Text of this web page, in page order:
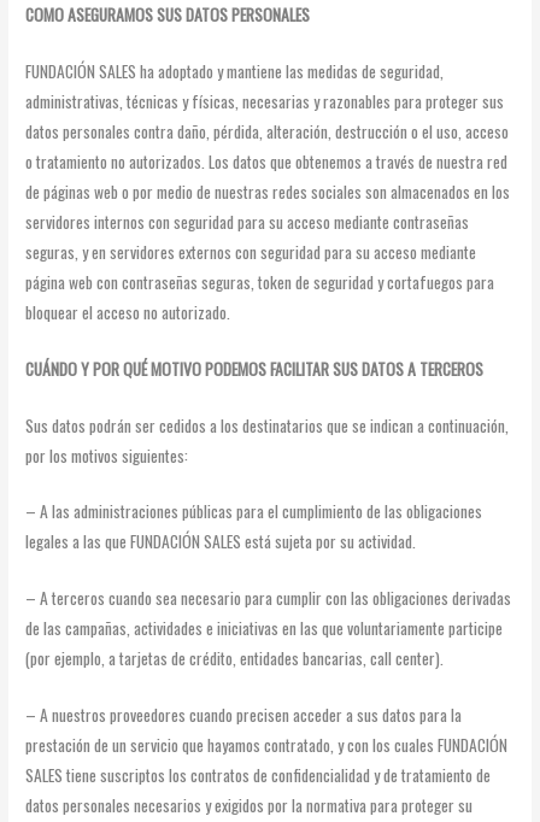
COMO ASEGURAMOS SUS DATOS PERSONALES
FUNDACIÓN SALES ha adoptado y mantiene las medidas de seguridad,
administrativas, técnicas y físicas, necesarias y razonables para proteger sus
datos personales contra daño, pérdida, alteración, destrucción o el uso, acceso
o tratamiento no autorizados. Los datos que obtenemos a través de nuestra red
de páginas web o por medio de nuestras redes sociales son almacenados en los
servidores internos con seguridad para su acceso mediante contraseñas
seguras, y en servidores externos con seguridad para su acceso mediante
página web con contraseñas seguras, token de seguridad y cortafuegos para
bloquear el acceso no autorizado.
CUÁNDO Y POR QUÉ MOTIVO PODEMOS FACILITAR SUS DATOS A TERCEROS
Sus datos podrán ser cedidos a los destinatarios que se indican a continuación,
por los motivos siguientes:
– A las administraciones públicas para el cumplimiento de las obligaciones
legales a las que FUNDACIÓN SALES está sujeta por su actividad.
– A terceros cuando sea necesario para cumplir con las obligaciones derivadas
de las campañas, actividades e iniciativas en las que voluntariamente participe
(por ejemplo, a tarjetas de crédito, entidades bancarias, call center).
– A nuestros proveedores cuando precisen acceder a sus datos para la
prestación de un servicio que hayamos contratado, y con los cuales FUNDACIÓN
SALES tiene suscriptos los contratos de confidencialidad y de tratamiento de
datos personales necesarios y exigidos por la normativa para proteger su